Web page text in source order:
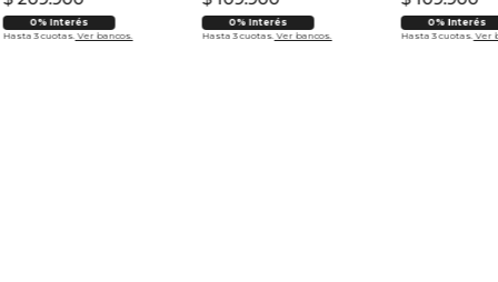
0% Interés
Hasta 3 cuotas. Ver bancos.
0% Interés
Hasta 3 cuotas. Ver bancos.
0% Interés
Hasta 3 cuotas. Ver